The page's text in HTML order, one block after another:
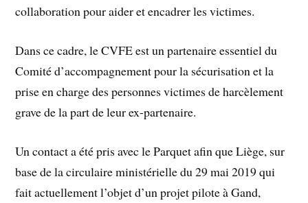
collaboration pour aider et encadrer les victimes.
Dans ce cadre, le CVFE est un partenaire essentiel du
Comité d’accompagnement pour la sécurisation et la
prise en charge des personnes victimes de harcèlement
grave de la part de leur ex-partenaire.
Un contact a été pris avec le Parquet afin que Liège, sur
base de la circulaire ministérielle du 29 mai 2019 qui
fait actuellement l’objet d’un projet pilote à Gand,